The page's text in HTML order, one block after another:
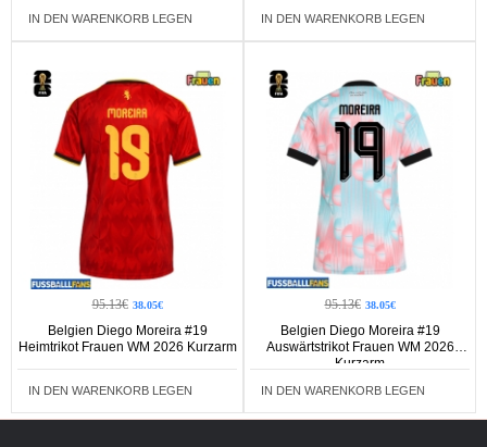
IN DEN WARENKORB LEGEN IN DEN WARENKORB LEGEN
95.13€ 38.05€
Belgien Diego Moreira #19
Heimtrikot Frauen WM 2026 Kurzarm
IN DEN WARENKORB LEGEN
95.13€ 38.05€
Belgien Diego Moreira #19
Auswärtstrikot Frauen WM 2026
Kurzarm
IN DEN WARENKORB LEGEN